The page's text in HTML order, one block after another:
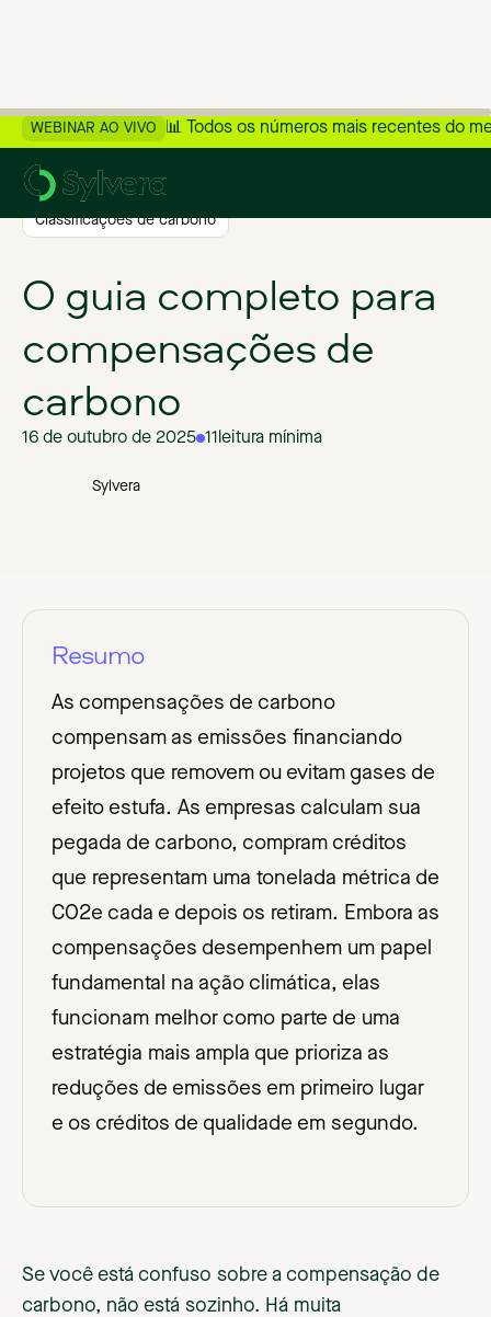
WEBINAR AO VIVO 📊 Todos os números mais recentes do
Classificações de carbono
O guia completo para
compensações de
carbono
16 de outubro de 2025 11leitura mínima
Sylvera
Resumo
As compensações de carbono
compensam as emissões financiando
projetos que removem ou evitam gases de
efeito estufa. As empresas calculam sua
pegada de carbono, compram créditos
que representam uma tonelada métrica de
CO2e cada e depois os retiram. Embora as
compensações desempenhem um papel
fundamental na ação climática, elas
funcionam melhor como parte de uma
estratégia mais ampla que prioriza as
reduções de emissões em primeiro lugar
e os créditos de qualidade em segundo.
Se você está confuso sobre a compensação de
carbono, não está sozinho. Há muita